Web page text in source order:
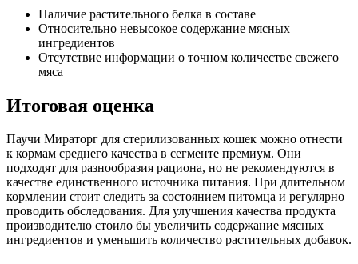
Наличие растительного белка в составе
Относительно невысокое содержание мясных
ингредиентов
Отсутствие информации о точном количестве свежего
мяса
Итоговая оценка
Паучи Мираторг для стерилизованных кошек можно отнести
к кормам среднего качества в сегменте премиум. Они
подходят для разнообразия рациона, но не рекомендуются в
качестве единственного источника питания. При длительном
кормлении стоит следить за состоянием питомца и регулярно
проводить обследования. Для улучшения качества продукта
производителю стоило бы увеличить содержание мясных
ингредиентов и уменьшить количество растительных добавок.